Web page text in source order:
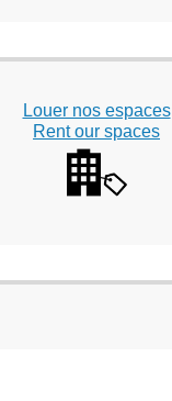
Louer nos espaces
Rent our spaces